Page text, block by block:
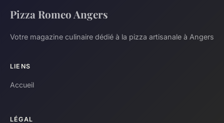
Pizza Romeo Angers
Votre magazine culinaire dédié à la pizza artisanale à Angers
LIENS
Accueil
LÉGAL